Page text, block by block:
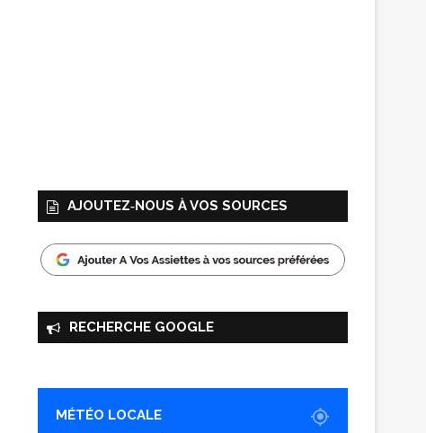
AJOUTEZ‑NOUS À VOS SOURCES
RECHERCHE GOOGLE
MÉTÉO LOCALE